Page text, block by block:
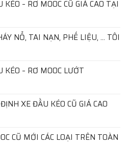
– RƠ MOOC CŨ GIÁ CAO TẠI
NỔ, TAI NẠN, PHẾ LIỆU, … TÔI
– RƠ MOOC LƯỚT
XE ĐẦU KÉO CŨ GIÁ CAO
CŨ MỚI CÁC LOẠI TRÊN TOÀN